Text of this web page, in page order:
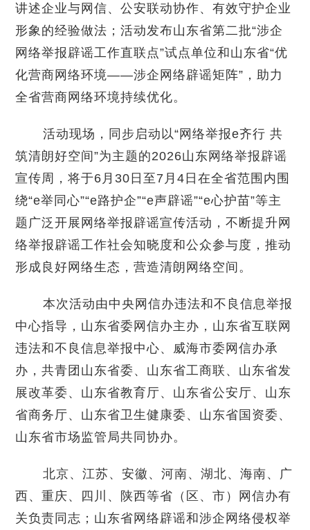
讲述企业与网信、公安联动协作、有效守护企业
形象的经验做法；活动发布山东省第二批“涉企
网络举报辟谣工作直联点”试点单位和山东省“优
化营商网络环境——涉企网络辟谣矩阵”，助力
全省营商网络环境持续优化。
活动现场，同步启动以“网络举报e齐行 共
筑清朗好空间”为主题的2026山东网络举报辟谣
宣传周，将于6月30日至7月4日在全省范围内围
绕“e举同心”“e路护企”“e声辟谣”“e心护苗”等主
题广泛开展网络举报辟谣宣传活动，不断提升网
络举报辟谣工作社会知晓度和公众参与度，推动
形成良好网络生态，营造清朗网络空间。
本次活动由中央网信办违法和不良信息举报
中心指导，山东省委网信办主办，山东省互联网
违法和不良信息举报中心、威海市委网信办承
办，共青团山东省委、山东省工商联、山东省发
展改革委、山东省教育厅、山东省公安厅、山东
省商务厅、山东省卫生健康委、山东省国资委、
山东省市场监管局共同协办。
北京、江苏、安徽、河南、湖北、海南、广
西、重庆、四川、陕西等省（区、市）网信办有
关负责同志；山东省网络辟谣和涉企网络侵权举